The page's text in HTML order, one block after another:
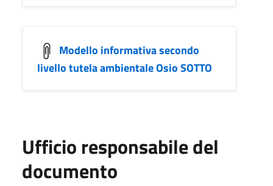
Modello informativa secondo
livello tutela ambientale Osio SOTTO
Ufficio responsabile del
documento